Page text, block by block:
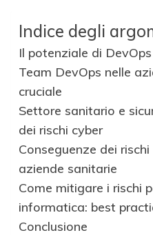
Indice degli
Il potenziale di
Team DevOps nelle
cruciale
Settore sanitario e
dei rischi cyber
Conseguenze dei
aziende sanitarie
Come mitigare i rischi
informatica: best
Conclusione